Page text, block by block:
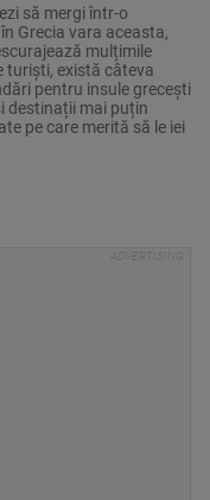
să mergi într-o
Grecia vara aceasta,
mulțimile
turiști, există câteva
pentru insule grecești
destinații mai puțin
pe care merită să le iei